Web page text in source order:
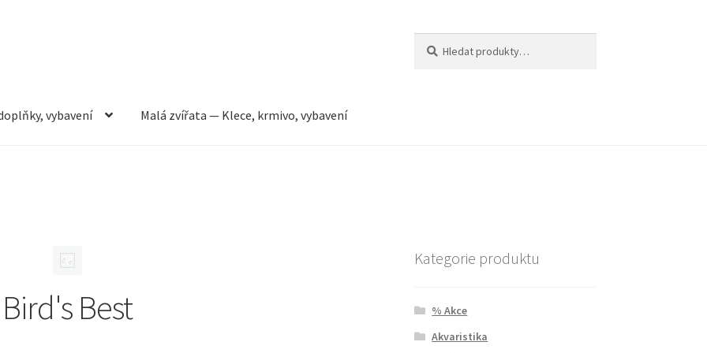
vybavení Malá zvířata — Klece, krmivo, vybavení
Bird's Best
Kategorie produktu
% Akce
Akvaristika